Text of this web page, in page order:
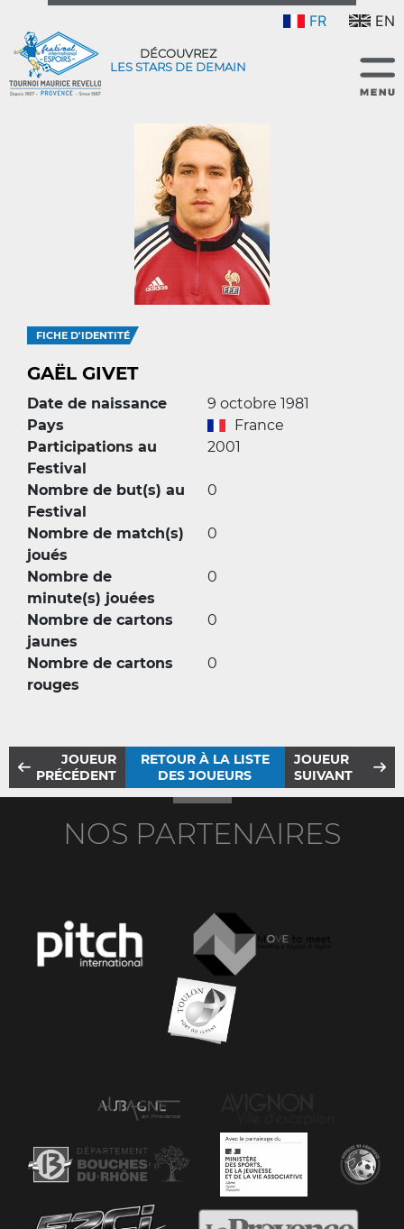
FR EN
DÉCOUVREZ
LES STARS DE DEMAIN
FICHE D'IDENTITÉ
GAËL GIVET
Date de naissance
9 octobre 1981
Pays
France
Participations au
Festival
2001
Nombre de but(s) au
Festival
0
Nombre de match(s)
joués
0
Nombre de
minute(s) jouées
0
Nombre de cartons
jaunes
0
Nombre de cartons
rouges
0
JOUEUR
PRÉCÉDENT
RETOUR À LA LISTE
DES JOUEURS
JOUEUR
SUIVANT
NOS PARTENAIRES